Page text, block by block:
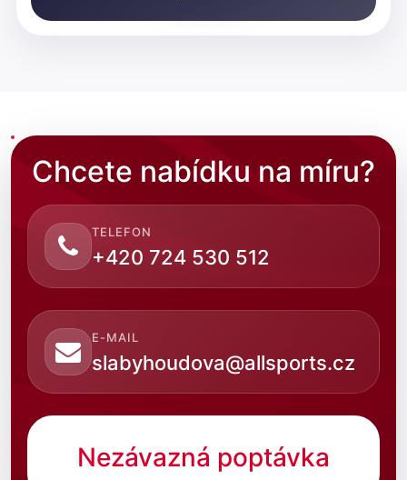
Chcete nabídku na míru?
TELEFON
+420 724 530 512
E-MAIL
slabyhoudova@allsports.cz
Nezávazná poptávka